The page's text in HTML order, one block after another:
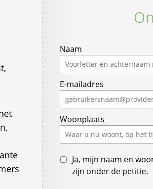
If
you
are
a
human,
ignore
this
field
Naam
E-mailadres
Woonplaats
Ja, mijn naam en
zijn onder de petitie.